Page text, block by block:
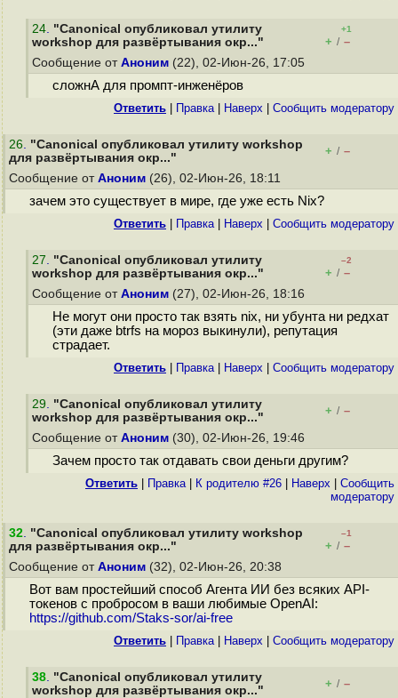
24. "Canonical опубликовал утилиту
workshop для развёртывания окр..."
+1
+ / –
Сообщение от Аноним (22), 02-Июн-26, 17:05
сложнА для промпт-инженёров
Ответить Правка| Наверх Cообщить модератору
26. "Canonical опубликовал утилиту workshop
для развёртывания окр..."
+ / –
Сообщение от Аноним (26), 02-Июн-26, 18:11
зачем это существует в мире, где уже есть Nix?
Ответить Правка| Наверх Cообщить модератору
27. "Canonical опубликовал утилиту
workshop для развёртывания окр..."
–2
+ / –
Сообщение от Аноним (27), 02-Июн-26, 18:16
Не могут они просто так взять nix, ни убунта ни редхат
(эти даже btrfs на мороз выкинули), репутация
страдает.
Ответить Правка| Наверх Cообщить модератору
29. "Canonical опубликовал утилиту
workshop для развёртывания окр..."
+ / –
Сообщение от Аноним (30), 02-Июн-26, 19:46
Зачем просто так отдавать свои деньги другим?
Ответить Правка| К родителю #26 Наверх
Cообщить
модератору
32. "Canonical опубликовал утилиту workshop
для развёртывания окр..."
–1
+ / –
Сообщение от Аноним (32), 02-Июн-26, 20:38
Вот вам простейший способ Агента ИИ без всяких API-
токенов с пробросом в ваши любимые OpenAI:
https://github.com/Staks-sor/ai-free
Ответить Правка| Наверх Cообщить модератору
38. "Canonical опубликовал утилиту
workshop для развёртывания окр..."
+ / –